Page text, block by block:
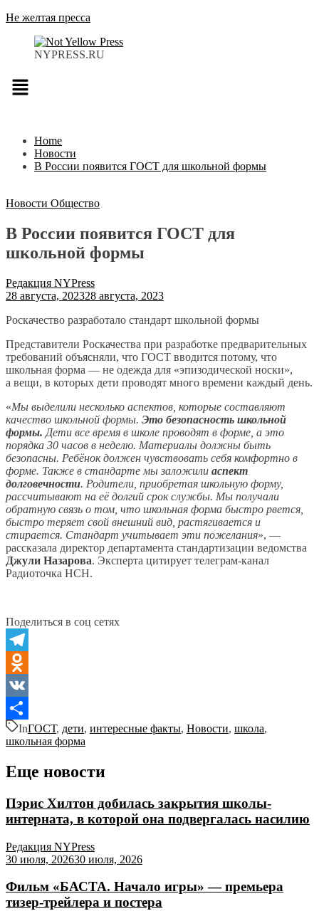
Не желтая пресса
NYPRESS.RU
Меню
Home
Новости
В России появится ГОСТ для школьной формы
Новости Общество
В России появится ГОСТ для
школьной формы
Редакция NYPress
28 августа, 202328 августа, 2023
Роскачество разработало стандарт школьной формы
Представители Роскачества при разработке предварительных
требований объясняли, что ГОСТ вводится потому, что
школьная форма — не одежда для «эпизодической носки»,
а вещи, в которых дети проводят много времени каждый день.
«Мы выделили несколько аспектов, которые составляют
качество школьной формы. Это безопасность школьной
формы. Дети все время в школе проводят в форме, а это
порядка 30 часов в неделю. Материалы должны быть
безопасны. Ребёнок должен чувствовать себя комфортно в
форме. Также в стандарте мы заложили аспект
долговечности. Родители, приобретая школьную форму,
рассчитывают на её долгий срок службы. Мы получали
обратную связь о том, что школьная форма быстро рвется,
быстро теряет свой внешний вид, растягивается и
стирается. Стандарт учитывает эти пожелания», —
рассказала директор департамента стандартизации ведомства
Джули Назарова. Эксперта цитирует телеграм-канал
Радиоточка НСН.
Поделиться в соц сетях
Telegram
Odnoklassniki
VK
Отправить
InГОСТ, дети, интересные факты, Новости, школа,
школьная форма
Еще новости
Пэрис Хилтон добилась закрытия школы-
интерната, в которой она подвергалась насилию
Редакция NYPress
30 июля, 202630 июля, 2026
Фильм «БАСТА. Начало игры» — премьера
тизер-трейлера и постера